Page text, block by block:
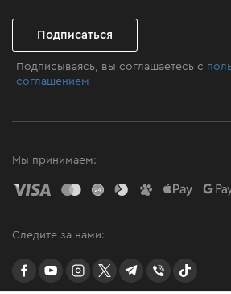
Подписаться
Подписываясь, вы соглашаетесь с
соглашением
Мы принимаем:
Следите за нами:
facebookyoutubeinstagramtwittertelegram
Viber TikTok